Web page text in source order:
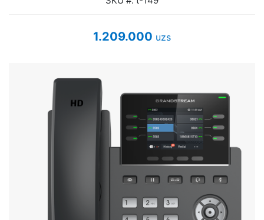
IP Telephony
Stereo systems
UPS Uninterruptible Power Supply
Mouses and keybords
1.209.000 uzs